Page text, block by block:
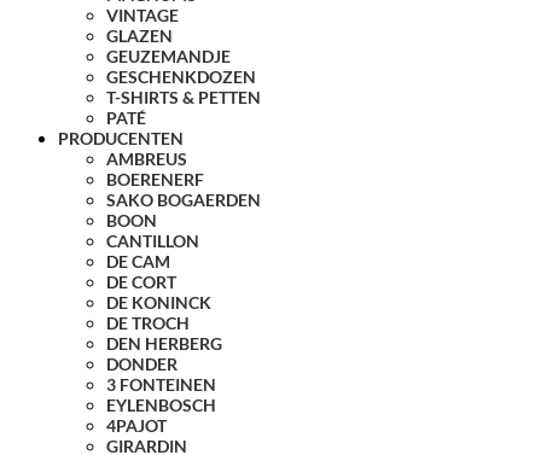
VINTAGE
GLAZEN
GEUZEMANDJE
GESCHENKDOZEN
T-SHIRTS & PETTEN
PATÉ
PRODUCENTEN
AMBREUS
BOERENERF
SAKO BOGAERDEN
BOON
CANTILLON
DE CAM
DE CORT
DE KONINCK
DE TROCH
DEN HERBERG
DONDER
3 FONTEINEN
EYLENBOSCH
4PAJOT
GIRARDIN